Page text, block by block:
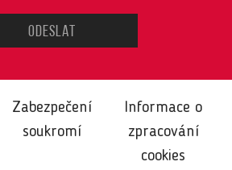
Zabezpečení
soukromí
Informace o
zpracování
cookies